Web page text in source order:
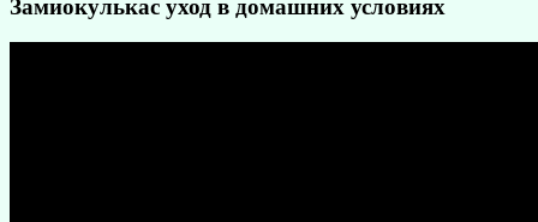
Замиокулькас уход в домашних условиях